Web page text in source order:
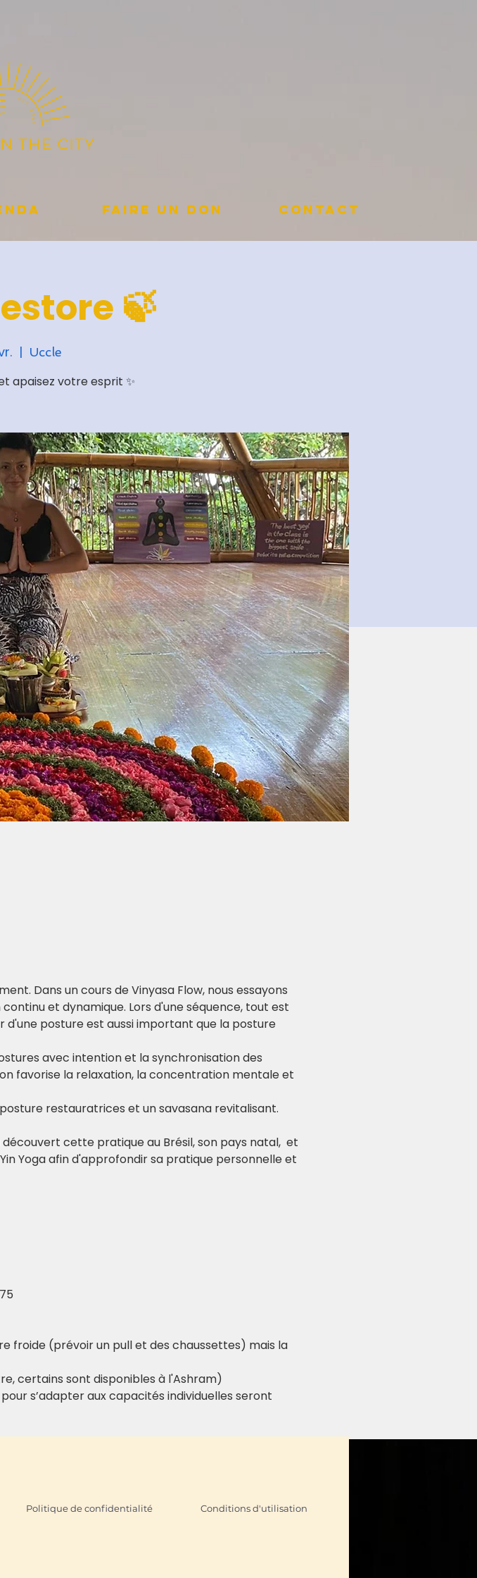
Faire un don Contact
🍃
  |
Uccle
apaisez votre esprit ✨
Dans un cours de Vinyasa Flow, nous essayons
et dynamique. Lors d'une séquence, tout est
posture est aussi important que la posture
avec intention et la synchronisation des
favorise la relaxation, la concentration mentale et
restauratrices et un savasana revitalisant.
cette pratique au Brésil, son pays natal,  et
Yoga afin d'approfondir sa pratique personnelle et
froide (prévoir un pull et des chaussettes) mais la
certains sont disponibles à l'Ashram)
s’adapter aux capacités individuelles seront
Politique de confidentialité Conditions d'utilisation